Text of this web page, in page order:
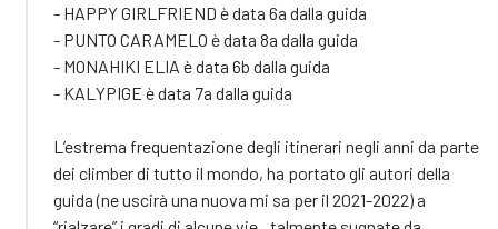
- HAPPY GIRLFRIEND è data 6a dalla guida
- PUNTO CARAMELO è data 8a dalla guida
- MONAHIKI ELIA è data 6b dalla guida
- KALYPIGE è data 7a dalla guida
L’estrema frequentazione degli itinerari negli anni da parte
dei climber di tutto il mondo, ha portato gli autori della
guida (ne uscirà una nuova mi sa per il 2021-2022) a